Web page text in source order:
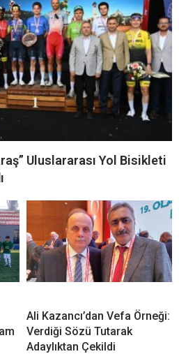
Uluslararası Yol Bisikleti
Ali Kazancı’dan Vefa Örneği:
Verdiği Sözü Tutarak
Adaylıktan Çekildi